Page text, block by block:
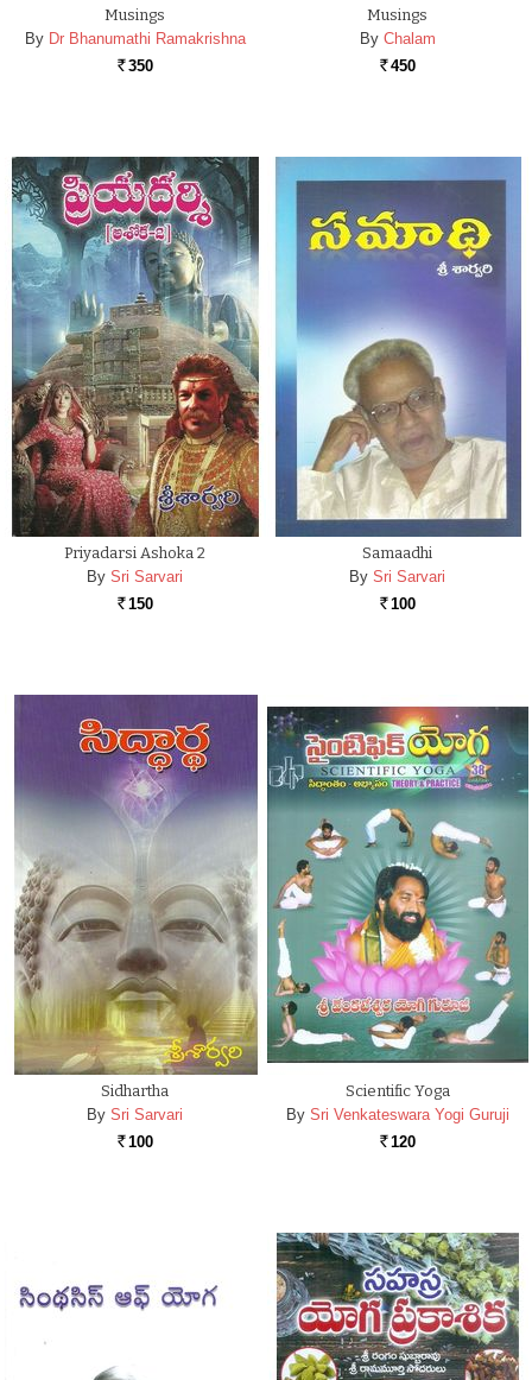
Musings
By Dr Bhanumathi Ramakrishna
Rs. 350
Musings
By Chalam
Rs. 450
Priyadarsi Ashoka 2
By Sri Sarvari
Rs. 150
Samaadhi
By Sri Sarvari
Rs. 100
Sidhartha
By Sri Sarvari
Rs. 100
Scientific Yoga
By Sri Venkateswara Yogi Guruji
Rs. 120